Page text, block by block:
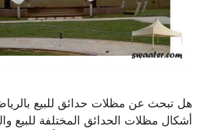
هل تبحث عن مظلات حدائق للبيع
أشكال مظلات الحدائق المختلفة للبيع